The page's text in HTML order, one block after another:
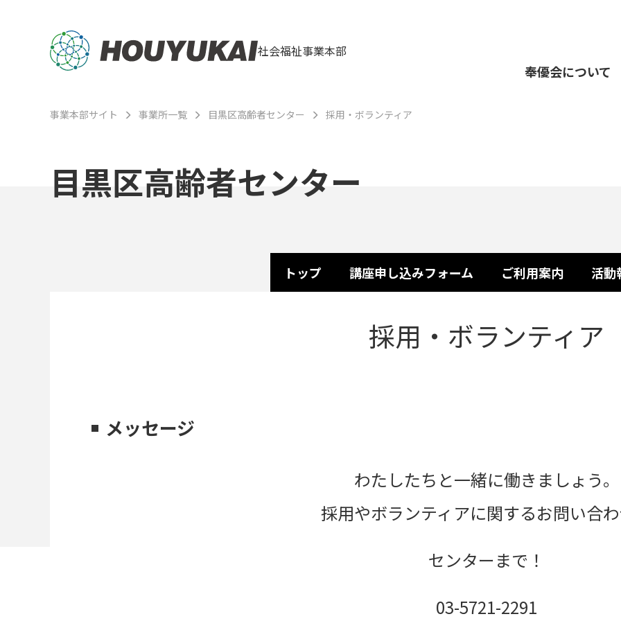
社会福祉事業本部
奉優会について
事業本部サイト 事業所一覧 目黒区高齢者センター 採用・ボランティア
目黒区高齢者センター
トップ 講座申し込みフォーム ご利用案内 活動
採用・ボランティア
メッセージ
わたしたちと一緒に働きましょう。
採用やボランティアに関するお問い合
センターまで！
03-5721-2291